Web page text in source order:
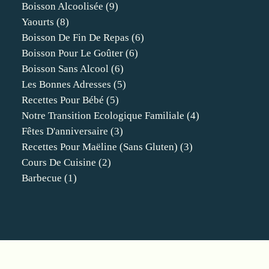
Boisson Alcoolisée (9)
Yaourts (8)
Boisson De Fin De Repas (6)
Boisson Pour Le Goûter (6)
Boisson Sans Alcool (6)
Les Bonnes Adresses (5)
Recettes Pour Bébé (5)
Notre Transition Ecologique Familiale (4)
Fêtes D'anniversaire (3)
Recettes Pour Maëline (sans Gluten) (3)
Cours De Cuisine (2)
Barbecue (1)